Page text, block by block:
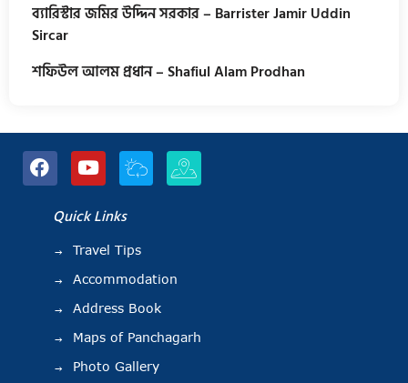
ব্যারিস্টার জমির উদ্দিন সরকার – Barrister Jamir Uddin
Sircar
শফিউল আলম প্রধান – Shafiul Alam Prodhan
Quick Links
Travel Tips
Accommodation
Address Book
Maps of Panchagarh
Photo Gallery